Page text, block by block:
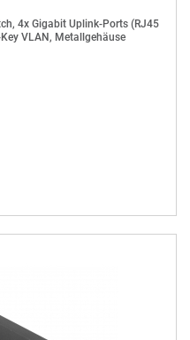
4x Gigabit Uplink-Ports (RJ45
VLAN, Metallgehäuse